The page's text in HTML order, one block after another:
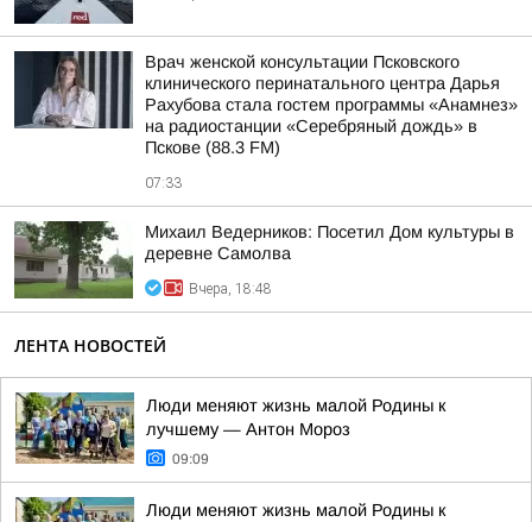
Врач женской консультации Псковского
клинического перинатального центра Дарья
Рахубова стала гостем программы «Анамнез»
на радиостанции «Серебряный дождь» в
Пскове (88.3 FM)
07:33
Михаил Ведерников: Посетил Дом культуры в
деревне Самолва
Вчера, 18:48
ЛЕНТА НОВОСТЕЙ
Люди меняют жизнь малой Родины к
лучшему — Антон Мороз
09:09
Люди меняют жизнь малой Родины к